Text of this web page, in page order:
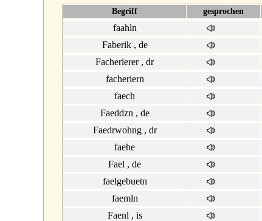
Begriff gesprochen
faahln
Faberik , de
Facherierer , dr
facheriern
faech
Faeddzn , de
Faedrwohng , dr
faehe
Fael , de
faelgebuetn
faemln
Faenl , is